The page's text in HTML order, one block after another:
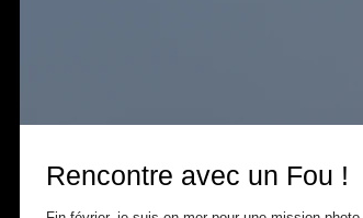
Rencontre avec un Fou !